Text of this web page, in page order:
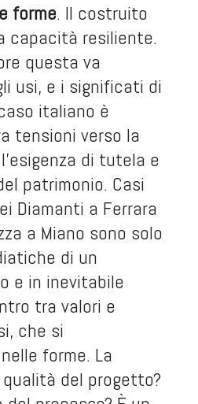
forme. Il costruito
capacità resiliente.
questa va
usi, e i significati di
italiano è
tensioni verso la
di tutela e
patrimonio. Casi
Diamanti a Ferrara
a Miano sono solo
di un
e in inevitabile
tra valori e
che si
forme. La
del progetto?